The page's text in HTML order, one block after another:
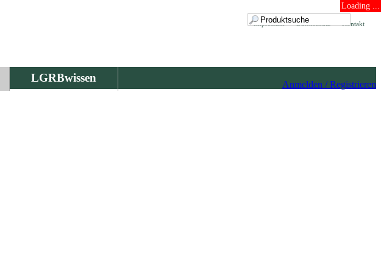
Loading ...
Kontakt
Datenschutz
Impressum
LGRBwissen
Anmelden / Registrieren